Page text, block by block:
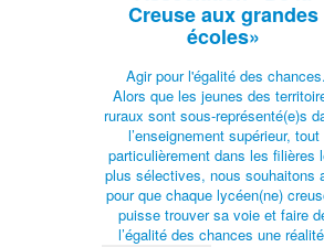
Creuse aux grandes
écoles»
Agir pour l'égalité des chances.
Alors que les jeunes des
ruraux sont sous-représenté(e)s
l’enseignement supérieur, tout
particulièrement dans les filières
plus sélectives, nous souhaitons
pour que chaque lycéen(ne)
puisse trouver sa voie et faire
l’égalité des chances une